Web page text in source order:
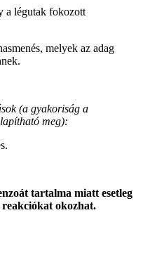
a légutak fokozott
melyek az adag
(a gyakoriság a
meg):
tartalma miatt esetleg
reakciókat okozhat.